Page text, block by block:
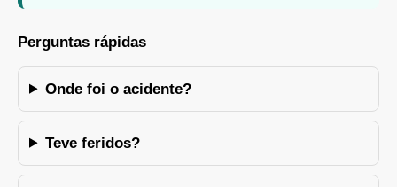
Perguntas rápidas
Onde foi o acidente?
Teve feridos?